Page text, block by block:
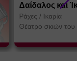
Δαίδαλος και
Ράχες / Ικαρία
Θέατρο σκιών